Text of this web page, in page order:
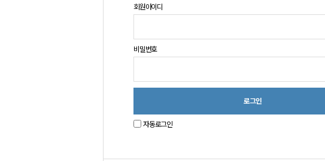
회원아이디
비밀번호
자동로그인